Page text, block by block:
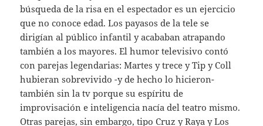
búsqueda de la risa en el espectador es un ejercicio
que no conoce edad. Los payasos de la tele se
dirigían al público infantil y acababan atrapando
también a los mayores. El humor televisivo contó
con parejas legendarias: Martes y trece y Tip y Coll
hubieran sobrevivido -y de hecho lo hicieron-
también sin la tv porque su espíritu de
improvisación e inteligencia nacía del teatro mismo.
Otras parejas, sin embargo, tipo Cruz y Raya y Los